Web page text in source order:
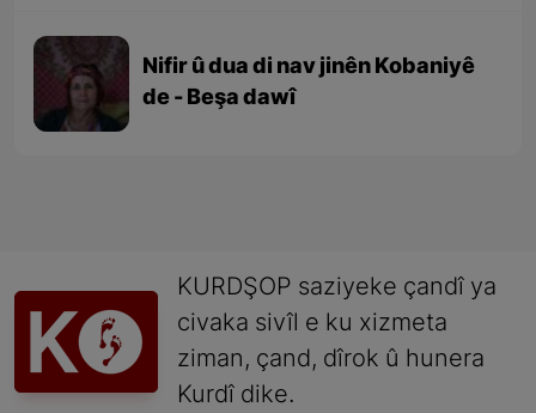
Nifir û dua di nav jinên Kobaniyê
de - Beşa dawî
KURDŞOP saziyeke çandî ya
civaka sivîl e ku xizmeta
ziman, çand, dîrok û hunera
Kurdî dike.